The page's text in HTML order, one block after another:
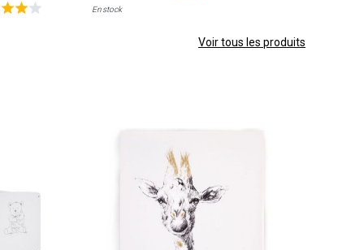
En stock
Voir tous les produits